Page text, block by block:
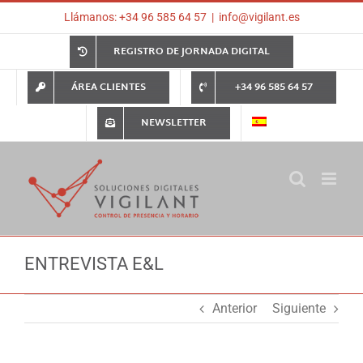
Llámanos: +34 96 585 64 57 | info@vigilant.es
REGISTRO DE JORNADA DIGITAL
ÁREA CLIENTES
+34 96 585 64 57
NEWSLETTER
ENTREVISTA E&L
Anterior Siguiente